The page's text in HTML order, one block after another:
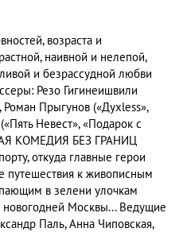
возраста и
наивной и нелепой,
и безрассудной любви
Резо Гигинеишвили
Прыгунов («Духless»,
Невест», «Подарок с
КОМЕДИЯ БЕЗ ГРАНИЦ
откуда главные герои
путешествия к живописным
в зелени улочкам
Москвы... Ведущие
Паль, Анна Чиповская,